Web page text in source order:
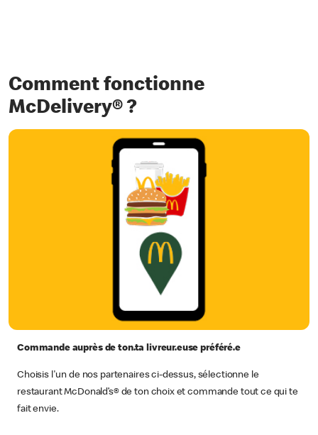
Comment fonctionne
McDelivery® ?
Commande auprès de ton.ta livreur.euse préféré.e
Choisis l'un de nos partenaires ci-dessus, sélectionne le
restaurant McDonald’s® de ton choix et commande tout ce qui te
fait envie.